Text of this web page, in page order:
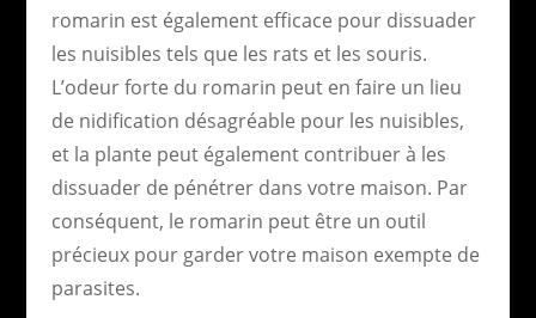
romarin est également efficace pour dissuader
les nuisibles tels que les rats et les souris.
L’odeur forte du romarin peut en faire un lieu
de nidification désagréable pour les nuisibles,
et la plante peut également contribuer à les
dissuader de pénétrer dans votre maison. Par
conséquent, le romarin peut être un outil
précieux pour garder votre maison exempte de
parasites.